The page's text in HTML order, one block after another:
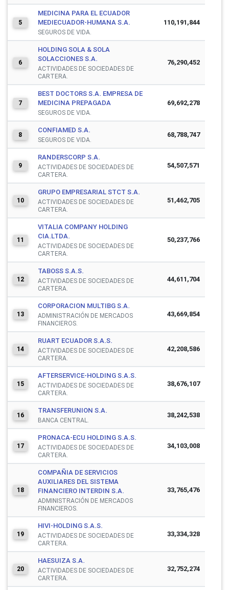
5
MEDICINA PARA EL ECUADOR
MEDIECUADOR-HUMANA S.A.
SEGUROS DE VIDA.
110,191,844
6
HOLDING SOLA & SOLA
SOLACCIONES S.A.
ACTIVIDADES DE SOCIEDADES DE
CARTERA.
76,290,452
7
BEST DOCTORS S.A. EMPRESA DE
MEDICINA PREPAGADA
SEGUROS DE VIDA.
69,692,278
8
CONFIAMED S.A.
SEGUROS DE VIDA.
68,788,747
9
RANDERSCORP S.A.
ACTIVIDADES DE SOCIEDADES DE
CARTERA.
54,507,571
10
GRUPO EMPRESARIAL STCT S.A.
ACTIVIDADES DE SOCIEDADES DE
CARTERA.
51,462,705
11
VITALIA COMPANY HOLDING
CIA.LTDA.
ACTIVIDADES DE SOCIEDADES DE
CARTERA.
50,237,766
12
TABOSS S.A.S.
ACTIVIDADES DE SOCIEDADES DE
CARTERA.
44,611,704
13
CORPORACION MULTIBG S.A.
ADMINISTRACIÓN DE MERCADOS
FINANCIEROS.
43,669,854
14
RUART ECUADOR S.A.S.
ACTIVIDADES DE SOCIEDADES DE
CARTERA.
42,208,586
15
AFTERSERVICE-HOLDING S.A.S.
ACTIVIDADES DE SOCIEDADES DE
CARTERA.
38,676,107
16
TRANSFERUNION S.A.
BANCA CENTRAL.
38,242,538
17
PRONACA-ECU HOLDING S.A.S.
ACTIVIDADES DE SOCIEDADES DE
CARTERA.
34,103,008
18
COMPAÑIA DE SERVICIOS
AUXILIARES DEL SISTEMA
FINANCIERO INTERDIN S.A.
ADMINISTRACIÓN DE MERCADOS
FINANCIEROS.
33,765,476
19
HIVI-HOLDING S.A.S.
ACTIVIDADES DE SOCIEDADES DE
CARTERA.
33,334,328
20
HAESUIZA S.A.
ACTIVIDADES DE SOCIEDADES DE
CARTERA.
32,752,274